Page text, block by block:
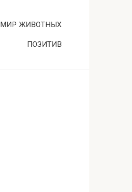
МИР ЖИВОТНЫХ
ПОЗИТИВ